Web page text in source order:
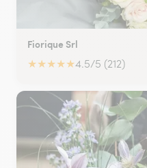
Fiorique Srl
★★★★★4.5/5 (212)